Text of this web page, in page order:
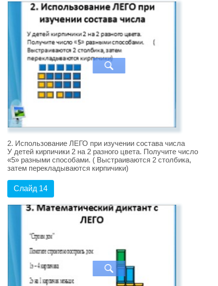
2. Использование ЛЕГО при изучении состава числа
У детей кирпичики 2 на 2 разного цвета. Получите число
«5» разными способами. ( Выстраиваются 2 столбика,
затем перекладываются кирпичики)
Слайд 14